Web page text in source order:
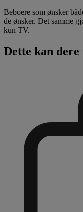
Beboere som ønsker
de ønsker. Det samme
kun TV.
Dette kan